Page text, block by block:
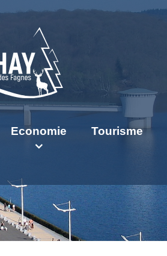
Economie Tourisme